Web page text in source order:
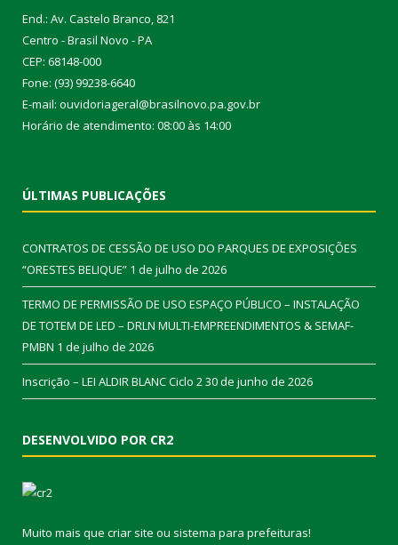
End.: Av. Castelo Branco, 821
Centro - Brasil Novo - PA
CEP: 68148-000
Fone: (93) 99238-6640
E-mail: ouvidoriageral@brasilnovo.pa.gov.br
Horário de atendimento: 08:00 às 14:00
ÚLTIMAS PUBLICAÇÕES
CONTRATOS DE CESSÃO DE USO DO PARQUES DE EXPOSIÇÕES
“ORESTES BELIQUE” 1 de julho de 2026
TERMO DE PERMISSÃO DE USO ESPAÇO PÚBLICO – INSTALAÇÃO
DE TOTEM DE LED – DRLN MULTI-EMPREENDIMENTOS & SEMAF-
PMBN 1 de julho de 2026
Inscrição – LEI ALDIR BLANC Ciclo 230 de junho de 2026
DESENVOLVIDO POR CR2
Muito mais que criar site ou sistema para prefeituras!